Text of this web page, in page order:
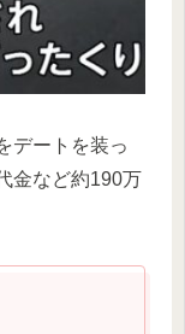
デートを装っ
金など約190万